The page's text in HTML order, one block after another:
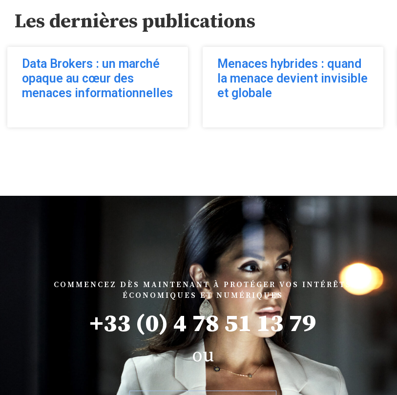
Les dernières publications
Data Brokers : un marché
opaque au cœur des
menaces informationnelles
Menaces hybrides : quand
la menace devient invisible
et globale
COMMENCEZ DÈS MAINTENANT À PROTÉGER VOS INTÉRÊTS
ÉCONOMIQUES ET NUMÉRIQUES
+33 (0) 4 78 51 13 79
ou